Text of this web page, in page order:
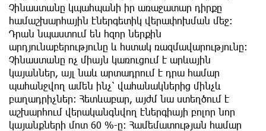
Չինաստանը կպահպանի իր առաջատար դիրքը
համաշխարհային էներգետիկ վերափոխման մեջ։
Դրան նպաստում են հզոր ներքին
արդյունաբերությունը և հստակ ռազմավարությունը:
Չինաստանը ոչ միայն կառուցում է արևային
կայաններ, այլ նաև արտադրում է դրա համար
պահանջվող ամեն ինչ՝ վահանակներից մինչև
բաղադրիչներ: Հետևաբար, այժմ նա ​​ստեղծում է
աշխարհում վերականգնվող էներգիայի բոլոր նոր
կայանքների մոտ 60 %-ը: Համեմատության համար